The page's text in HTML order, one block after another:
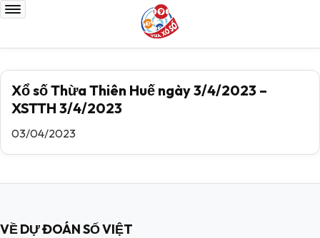
Xổ số Thừa Thiên Huế ngày 3/4/2023 –
XSTTH 3/4/2023
03/04/2023
VỀ DỰ ĐOÁN SỐ VIỆT